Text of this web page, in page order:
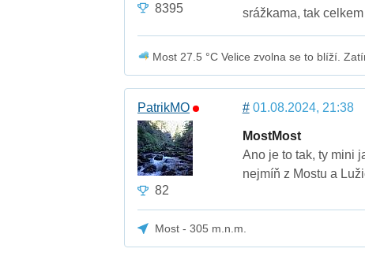
8395
srážkama, tak
Most 27.5 °C Velice zvolna se to blíží.
PatrikMO
82
#01.08.2024, 21:38
MostMost
Ano je to tak, ty mini
nejmíň z Mostu a
Most - 305 m.n.m.